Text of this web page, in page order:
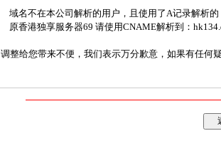
域名不在本公司解析的用户，且使用了A记录解析
原香港独享服务器69 请使用CNAME解析到：
调整给您带来不便，我们表示万分歉意，如果有任何